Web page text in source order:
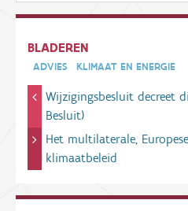
BLADEREN
ADVIES KLIMAAT EN ENERGIE
Wijzigingsbesluit decreet
Besluit)
Het multilaterale,
klimaatbeleid